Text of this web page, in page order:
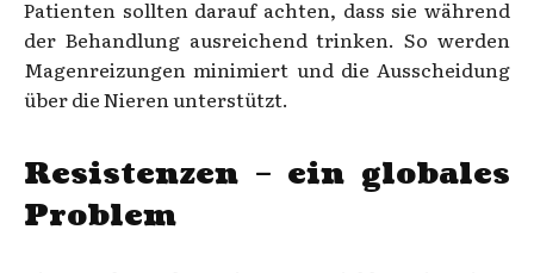
Patienten sollten darauf achten, dass sie während
der Behandlung ausreichend trinken. So werden
Magenreizungen minimiert und die Ausscheidung
über die Nieren unterstützt.
Resistenzen – ein globales
Problem